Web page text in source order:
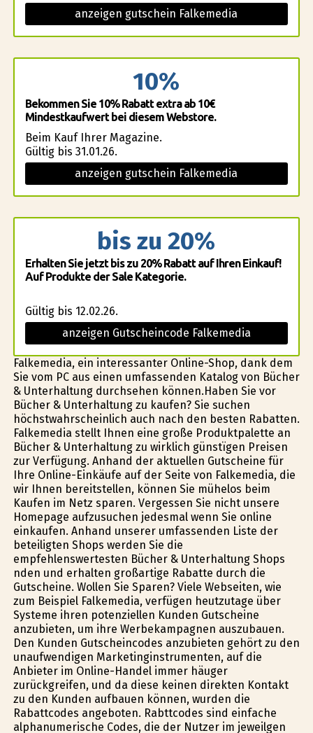
anzeigen gutschein Falkemedia
10%
Bekommen Sie 10% Rabatt extra ab 10€
Mindestkaufwert bei diesem Webstore.
Beim Kauf Ihrer Magazine.
Gültig bis 31.01.26.
anzeigen gutschein Falkemedia
bis zu 20%
Erhalten Sie jetzt bis zu 20% Rabatt auf Ihren Einkauf!
Auf Produkte der Sale Kategorie.
Gültig bis 12.02.26.
anzeigen Gutscheincode Falkemedia
Falkemedia, ein interessanter Online-Shop, dank dem
Sie vom PC aus einen umfassenden Katalog von Bücher
& Unterhaltung durchsehen können.Haben Sie vor
Bücher & Unterhaltung zu kaufen? Sie suchen
höchstwahrscheinlich auch nach den besten Rabatten.
Falkemedia stellt Ihnen eine große Produktpalette an
Bücher & Unterhaltung zu wirklich günstïgen Preisen
zur Verfügung. Anhand der aktuellen Gutscheine für
Ihre Online-Einkäufe auf der Seite von Falkemedia, die
wir Ihnen bereitstellen, können Sie mühelos beim
Kaufen im Netz sparen. Vergessen Sie nicht unsere
Homepage aufzusuchen jedesmal wenn Sie online
einkaufen. Anhand unserer umfassenden Liste der
beteiligten Shops werden Sie die
empfehlenswertesten Bücher & Unterhaltung Shops
finden und erhalten großartige Rabatte durch die
Gutscheine. Wollen Sie Sparen? Viele Webseiten, wie
zum Beispiel Falkemedia, verfügen heutzutage über
Systeme ihren potenziellen Kunden Gutscheine
anzubieten, um ihre Werbekampagnen auszubauen.
Den Kunden Gutscheincodes anzubieten gehört zu den
unaufwendigen Marketinginstrumenten, auf die
Anbieter im Online-Handel immer häufiger
zurückgreifen, und da diese keinen direkten Kontakt
zu den Kunden aufbauen können, wurden die
Rabattcodes angeboten. Rabttcodes sind einfache
alphanumerische Codes, die der Nutzer im jeweilgen